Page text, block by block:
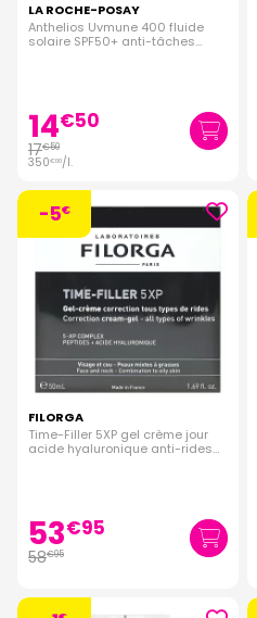
LA ROCHE-POSAY
Anthelios Uvmune 400 fluide
solaire SPF50+ anti-tâches
14€50
17€50
350€00/l.
-5€
FILORGA
Time-Filler 5XP gel crème jour
acide hyaluronique anti-rides
53€95
58€95